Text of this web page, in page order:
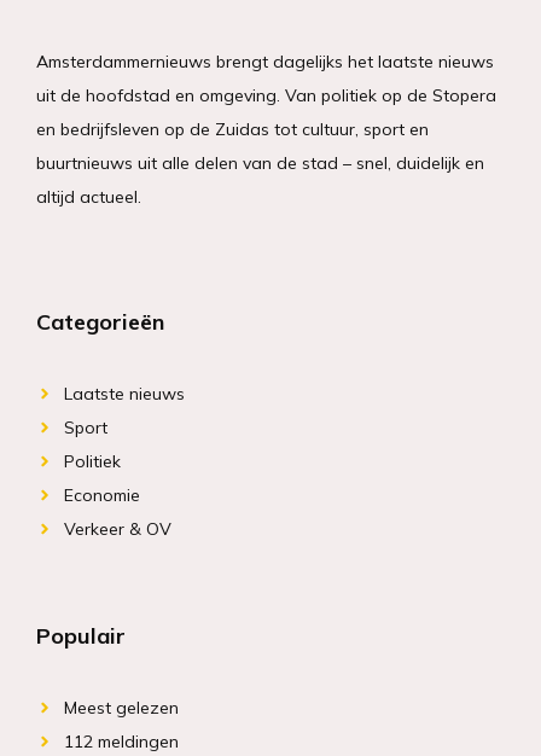
Amsterdammernieuws brengt dagelijks het laatste nieuws
uit de hoofdstad en omgeving. Van politiek op de Stopera
en bedrijfsleven op de Zuidas tot cultuur, sport en
buurtnieuws uit alle delen van de stad – snel, duidelijk en
altijd actueel.
Categorieën
Laatste nieuws
Sport
Politiek
Economie
Verkeer & OV
Populair
Meest gelezen
112 meldingen